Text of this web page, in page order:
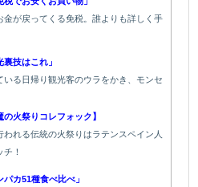
金が戻ってくる免税。誰よりも詳しく手
裏技はこれ」
いる日帰り観光客のウラをかき、モンセ
の火祭りコレフォック】
われる伝統の火祭りはラテンスペイン人
！
パカ51種食べ比べ」